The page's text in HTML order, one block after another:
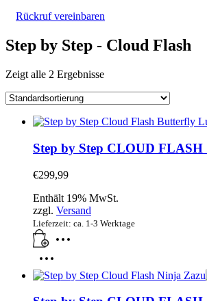
Rückruf vereinbaren
Step by Step - Cloud Flash
Zeigt alle 2 Ergebnisse
Step by Step CLOUD
€299,99
Enthält 19% MwSt.
zzgl. Versand
Lieferzeit: ca. 1-3 Werktage